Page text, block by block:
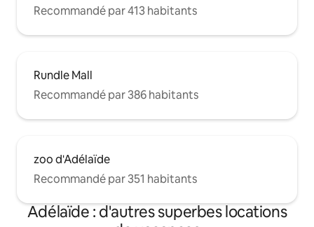
Recommandé par 413 habitants
Rundle Mall
Recommandé par 386 habitants
zoo d'Adélaïde
Recommandé par 351 habitants
Adélaïde : d'autres superbes locations